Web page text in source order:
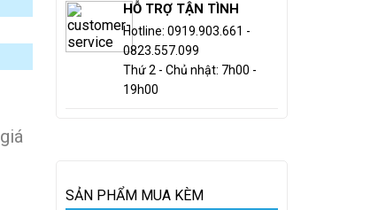
HỖ TRỢ TẬN TÌNH
Hotline: 0919.903.661 -
0823.557.099
Thứ 2 - Chủ nhật: 7h00 -
19h00
SẢN PHẨM MUA KÈM